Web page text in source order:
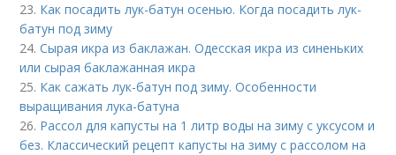
23. Как посадить лук-батун осенью. Когда посадить лук-
батун под зиму
24.Сырая икра из баклажан. Одесская икра из синеньких
или сырая баклажанная икра
25. Как сажать лук-батун под зиму. Особенности
выращивания лука-батуна
26. Рассол для капусты на 1 литр воды на зиму с уксусом и
без. Классический рецепт капусты на зиму с рассолом на